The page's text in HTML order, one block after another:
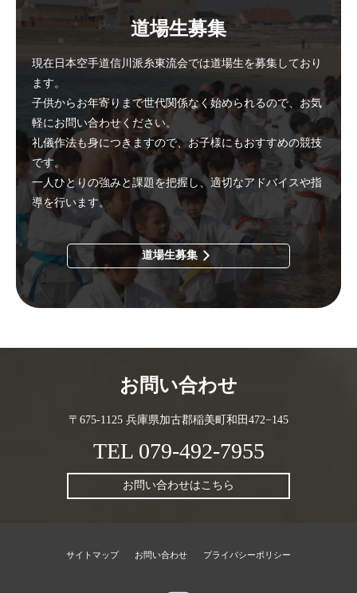
道場生募集
現在日本空手道信川派糸東流会では道場生を募集しており
ます。
子供からお年寄りまで世代関係なく始められるので、お気
軽にお問い合わせください。
礼儀作法も身につきますので、お子様にもおすすめの競技
です。
一人ひとりの強みと課題を把握し、適切なアドバイスや指
導を行います。
道場生募集
お問い合わせ
〒675-1125 兵庫県加古郡稲美町和田472−145
TEL 079-492-7955
お問い合わせはこちら
サイトマップ お問い合わせ プライバシーポリシー